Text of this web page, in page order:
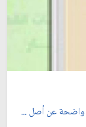
واضحة عن أصل ...